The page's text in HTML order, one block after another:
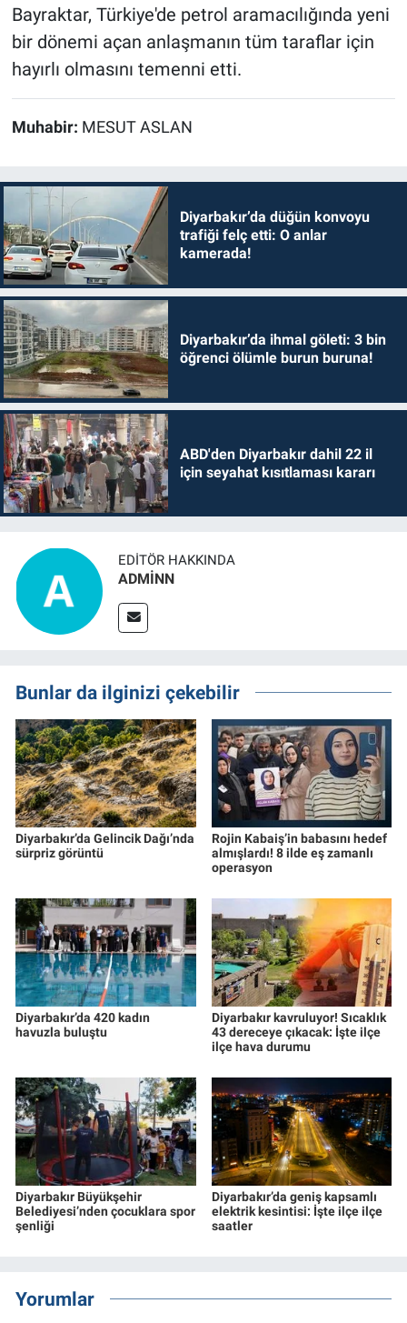
Bayraktar, Türkiye'de petrol aramacılığında yeni
bir dönemi açan anlaşmanın tüm taraflar için
hayırlı olmasını temenni etti.
Muhabir: MESUT ASLAN
Diyarbakır’da düğün konvoyu
trafiği felç etti: O anlar
kamerada!
Diyarbakır’da ihmal göleti: 3 bin
öğrenci ölümle burun buruna!
ABD'den Diyarbakır dahil 22 il
için seyahat kısıtlaması kararı
EDITÖR HAKKINDA
ADMİNN
Bunlar da ilginizi çekebilir
Diyarbakır’da Gelincik Dağı’nda
sürpriz görüntü
Rojin Kabaiş’in babasını hedef
almışlardı! 8 ilde eş zamanlı
operasyon
Diyarbakır’da 420 kadın
havuzla buluştu
Diyarbakır kavruluyor! Sıcaklık
43 dereceye çıkacak: İşte ilçe
ilçe hava durumu
Diyarbakır Büyükşehir
Belediyesi’nden çocuklara spor
şenliği
Diyarbakır’da geniş kapsamlı
elektrik kesintisi: İşte ilçe ilçe
saatler
Yorumlar